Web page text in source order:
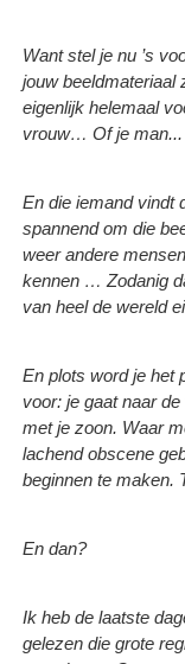
Want stel je nu ’s
jouw beeldmateriaal
eigenlijk helemaal
vrouw… Of je
En die iemand vindt
spannend om die
weer andere
kennen … Zodanig
van heel de wereld
En plots word je het
voor: je gaat naar
met je zoon. Waar
lachend obscene
beginnen te maken.
En dan?
Ik heb de laatste
gelezen die grote